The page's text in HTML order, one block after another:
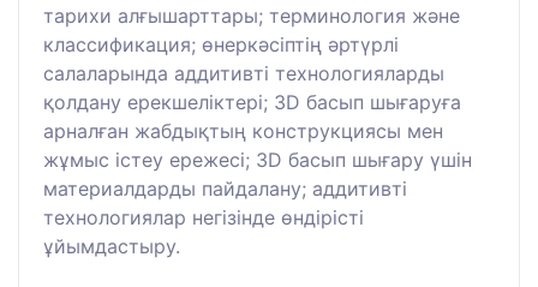
тарихи алғышарттары; терминология және
классификация; өнеркәсіптің әртүрлі
салаларында аддитивті технологияларды
қолдану ерекшеліктері; 3D басып шығаруға
арналған жабдықтың конструкциясы мен
жұмыс істеу ережесі; 3D басып шығару үшін
материалдарды пайдалану; аддитивті
технологиялар негізінде өндірісті
ұйымдастыру.